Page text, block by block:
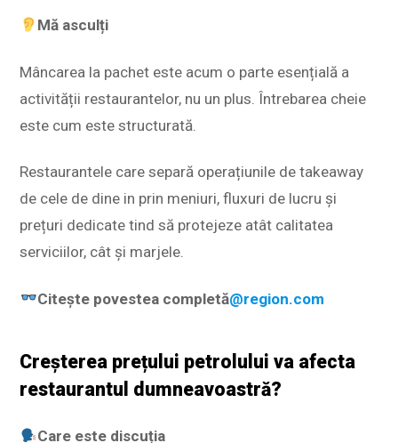
Mă asculți
Mâncarea la pachet este acum o parte esențială a
activității restaurantelor, nu un plus. Întrebarea cheie
este cum este structurată.
Restaurantele care separă operațiunile de takeaway
de cele de dine in prin meniuri, fluxuri de lucru și
prețuri dedicate tind să protejeze atât calitatea
serviciilor, cât și marjele.
Citește povestea completă@region.com
Creșterea prețului petrolului va afecta
restaurantul dumneavoastră?
Care este discuția